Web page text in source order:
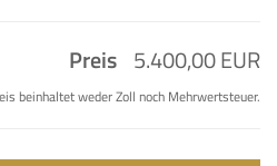
Preis 5.400,00 EUR
beinhaltet weder Zoll noch Mehrwertsteuer.